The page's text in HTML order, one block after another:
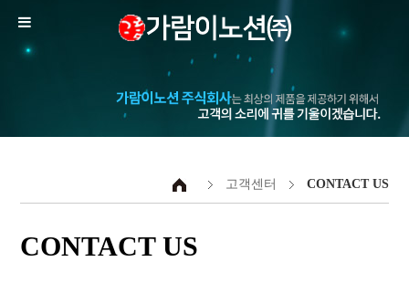
고객센터 CONTACT US
CONTACT US